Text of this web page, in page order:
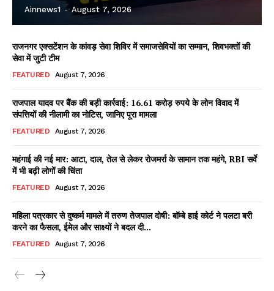
Facebook
X WhatsApp
Share
Read Latest News on AIN
NEWS 1 App
Ainnews1 - August 7, 2026
राजनगर एक्सटेंशन के कांवड़ सेवा शिविर में समाजसेवियों का सम्मान, शिवभक्तों की
सेवा में जुटी टीम
FEATURED August 7, 2026
राजपाल यादव पर बैंक की बड़ी कार्रवाई: 16.61 करोड़ रुपये के लोन विवाद में
संपत्तियों की नीलामी का नोटिस, जानिए पूरा मामला
FEATURED August 7, 2026
महंगाई की नई मार: आटा, दाल, तेल से लेकर रोजमर्रा के सामान तक महंगे, RBI सर्वे
में भी बढ़ी लोगों की चिंता
FEATURED August 7, 2026
महिला पत्रकार से दुष्कर्म मामले में तरुण तेजपाल दोषी: बॉम्बे हाई कोर्ट ने पलटा बरी
करने का फैसला, ईमेल और साक्ष्यों ने बदल दी...
FEATURED August 7, 2026